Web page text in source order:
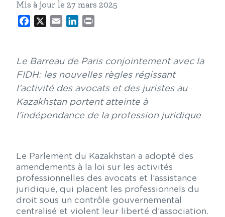
Mis à jour le 27 mars 2025
Facebook
X Email LinkedIn
Le Barreau de Paris conjointement avec la
FIDH: les nouvelles règles régissant
l’activité des avocats et des juristes au
Kazakhstan portent atteinte à
l’indépendance de la profession juridique
Le Parlement du Kazakhstan a adopté des
amendements à la loi sur les activités
professionnelles des avocats et l’assistance
juridique, qui placent les professionnels du
droit sous un contrôle gouvernemental
centralisé et violent leur liberté d’association.